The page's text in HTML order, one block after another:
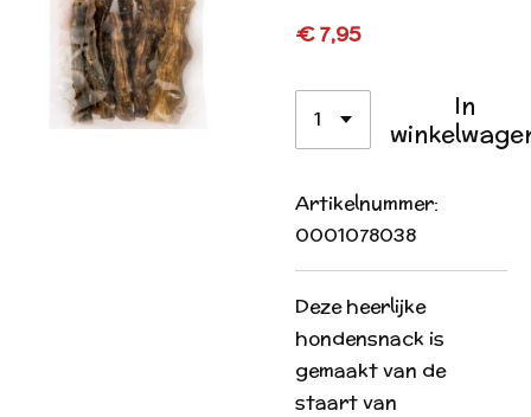
€ 7,95
In
Artikelnummer:
0001078038
Deze heerlijke
hondensnack is
gemaakt van de
staart van